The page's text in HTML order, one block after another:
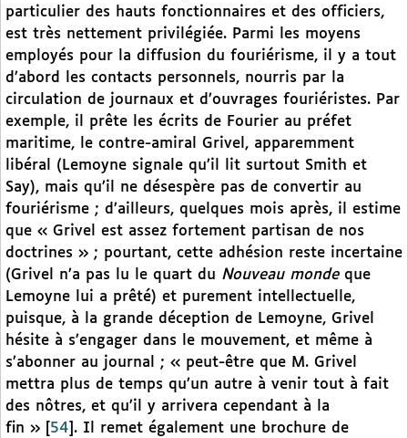
particulier des hauts fonctionnaires et des officiers,
est très nettement privilégiée. Parmi les moyens
employés pour la diffusion du fouriérisme, il y a tout
d’abord les contacts personnels, nourris par la
circulation de journaux et d’ouvrages fouriéristes. Par
exemple, il prête les écrits de Fourier au préfet
maritime, le contre-amiral Grivel, apparemment
libéral (Lemoyne signale qu’il lit surtout Smith et
Say), mais qu’il ne désespère pas de convertir au
fouriérisme ; d’ailleurs, quelques mois après, il estime
que « Grivel est assez fortement partisan de nos
doctrines » ; pourtant, cette adhésion reste incertaine
(Grivel n’a pas lu le quart du Nouveau mondeque
Lemoyne lui a prêté) et purement intellectuelle,
puisque, à la grande déception de Lemoyne, Grivel
hésite à s’engager dans le mouvement, et même à
s’abonner au journal ; « peut-être que M. Grivel
mettra plus de temps qu’un autre à venir tout à fait
des nôtres, et qu’il y arrivera cependant à la
fin »
54 . Il remet également une brochure de